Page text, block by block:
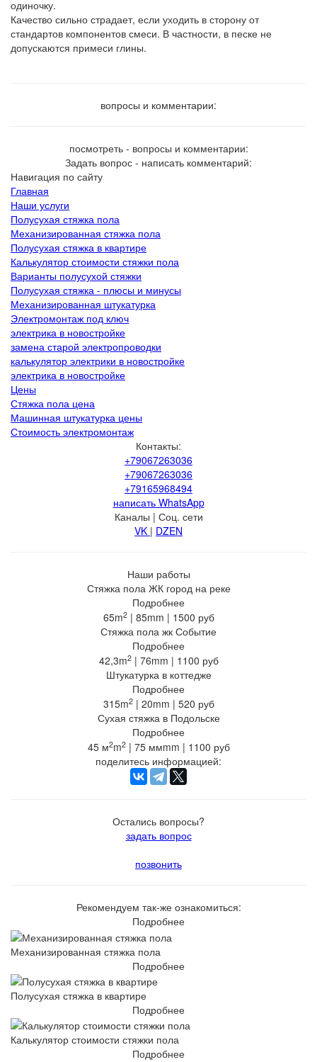
одиночку.
Качество сильно страдает, если уходить в сторону от
стандартов компонентов смеси. В частности, в песке не
допускаются примеси глины.
вопросы и комментарии:
посмотреть - вопросы и комментарии:
Задать вопрос - написать комментарий:
Навигация по сайту
Главная
Наши услуги
Полусухая стяжка пола
Механизированная стяжка пола
Полусухая стяжка в квартире
Калькулятор стоимости стяжки пола
Варианты полусухой стяжки
Полусухая стяжка - плюсы и минусы
Механизированная штукатурка
Электромонтаж под ключ
электрика в новостройке
замена старой электропроводки
калькулятор электрики в новостройке
электрика в новостройке
Цены
Стяжка пола цена
Машинная штукатурка цены
Стоимость электромонтаж
Контакты:
+79067263036
+79067263036
+79165968494
написать WhatsApp
Каналы | Соц. сети
VK | DZEN
Наши работы
Стяжка пола ЖК город на реке
Подробнее
65m2| 85mm | 1500 руб
Стяжка пола жк Событие
Подробнее
42,3m2| 76mm | 1100 руб
Штукатурка в коттедже
Подробнее
315m2| 20mm | 520 руб
Сухая стяжка в Подольске
Подробнее
45 м2m2| 75 ммmm | 1100 руб
поделитесь информацией:
Остались вопросы?
задать вопрос
позвонить
Рекомендуем так-же ознакомиться:
Подробнее
Механизированная стяжка пола
Подробнее
Полусухая стяжка в квартире
Подробнее
Калькулятор стоимости стяжки пола
Подробнее